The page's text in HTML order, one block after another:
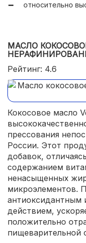
возможность
относительно
МАСЛО КОКОСОВОЕ
Рейтинг: 4.6
Кокосовое масло
прессования
России. Этот
добавок,
содержанием
ненасыщенных
микроэлементов.
антиоксидантным
действием,
положительно
пищеварительной